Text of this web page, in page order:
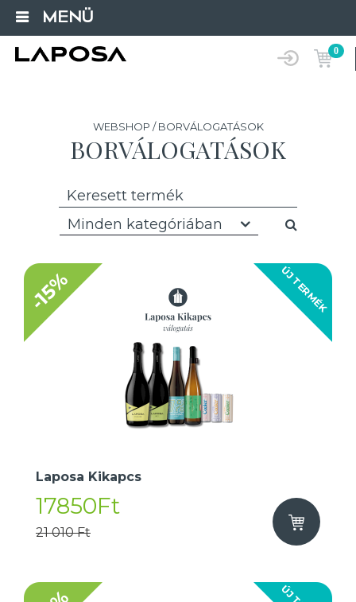
MENÜ
0
WEBSHOP / BORVÁLOGATÁSOK
BORVÁLOGATÁSOK
Minden kategóriában
ÚJ TERMÉK
-15%
Laposa Kikapcs
17850Ft
21 010 Ft